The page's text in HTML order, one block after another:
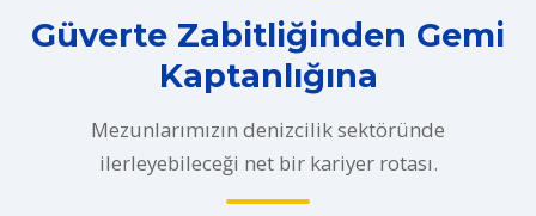
Güverte Zabitliğinden Gemi
Kaptanlığına
Mezunlarımızın denizcilik sektöründe
ilerleyebileceği net bir kariyer rotası.